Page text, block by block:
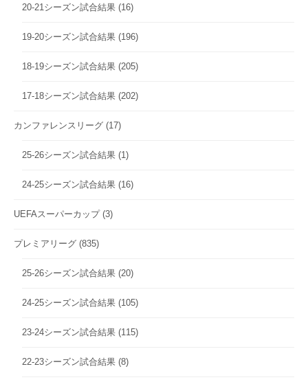
20-21シーズン試合結果 (16)
19-20シーズン試合結果 (196)
18-19シーズン試合結果 (205)
17-18シーズン試合結果 (202)
カンファレンスリーグ (17)
25-26シーズン試合結果 (1)
24-25シーズン試合結果 (16)
UEFAスーパーカップ(3)
プレミアリーグ (835)
25-26シーズン試合結果 (20)
24-25シーズン試合結果 (105)
23-24シーズン試合結果 (115)
22-23シーズン試合結果 (8)